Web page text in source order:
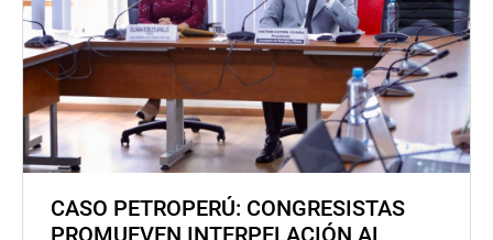
CASO PETROPERÚ: CONGRESISTAS
PROMUEVEN INTERPELACIÓN AL